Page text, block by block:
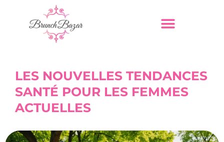
LES NOUVELLES TENDANCES
SANTÉ POUR LES FEMMES
ACTUELLES